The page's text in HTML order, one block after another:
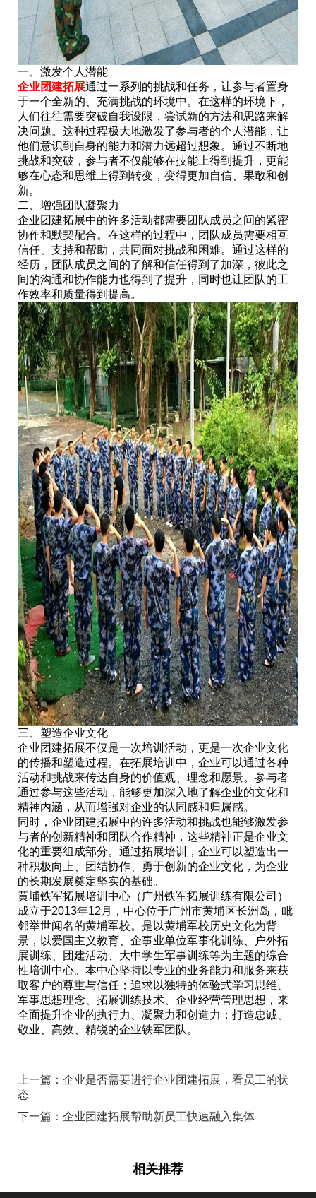
一、激发个人潜能
企业团建拓展通过一系列的挑战和任务，让参与者置身
于一个全新的、充满挑战的环境中。在这样的环境下，
人们往往需要突破自我设限，尝试新的方法和思路来解
决问题。这种过程极大地激发了参与者的个人潜能，让
他们意识到自身的能力和潜力远超过想象。通过不断地
挑战和突破，参与者不仅能够在技能上得到提升，更能
够在心态和思维上得到转变，变得更加自信、果敢和创
新。
二、增强团队凝聚力
企业团建拓展中的许多活动都需要团队成员之间的紧密
协作和默契配合。在这样的过程中，团队成员需要相互
信任、支持和帮助，共同面对挑战和困难。通过这样的
经历，团队成员之间的了解和信任得到了加深，彼此之
间的沟通和协作能力也得到了提升，同时也让团队的工
作效率和质量得到提高。
三、塑造企业文化
企业团建拓展不仅是一次培训活动，更是一次企业文化
的传播和塑造过程。在拓展培训中，企业可以通过各种
活动和挑战来传达自身的价值观、理念和愿景。参与者
通过参与这些活动，能够更加深入地了解企业的文化和
精神内涵，从而增强对企业的认同感和归属感。
同时，企业团建拓展中的许多活动和挑战也能够激发参
与者的创新精神和团队合作精神，这些精神正是企业文
化的重要组成部分。通过拓展培训，企业可以塑造出一
种积极向上、团结协作、勇于创新的企业文化，为企业
的长期发展奠定坚实的基础。
黄埔铁军拓展培训中心（广州铁军拓展训练有限公司）
成立于2013年12月，中心位于广州市黄埔区长洲岛，毗
邻举世闻名的黄埔军校。是以黄埔军校历史文化为背
景，以爱国主义教育、企事业单位军事化训练、户外拓
展训练、团建活动、大中学生军事训练等为主题的综合
性培训中心。本中心坚持以专业的业务能力和服务来获
取客户的尊重与信任；追求以独特的体验式学习思维、
军事思想理念、拓展训练技术、企业经营管理思想，来
全面提升企业的执行力、凝聚力和创造力；打造忠诚、
敬业、高效、精锐的企业铁军团队。
上一篇：企业是否需要进行企业团建拓展，看员工的状
态
下一篇：企业团建拓展帮助新员工快速融入集体
相关推荐